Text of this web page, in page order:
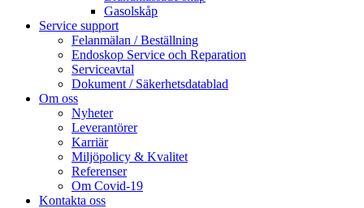
Gasolskåp
Service support
Felanmälan / Beställning
Endoskop Service och Reparation
Serviceavtal
Dokument / Säkerhetsdatablad
Om oss
Nyheter
Leverantörer
Karriär
Miljöpolicy & Kvalitet
Referenser
Om Covid-19
Kontakta oss